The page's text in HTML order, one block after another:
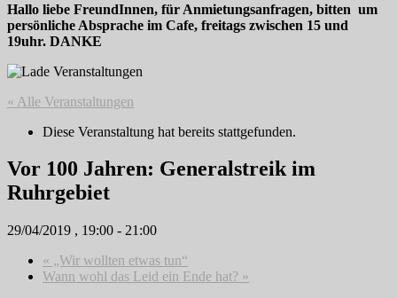
Hallo liebe FreundInnen, für Anmietungsanfragen, bitten um
persönliche Absprache im Cafe, freitags zwischen 15 und
19uhr. DANKE
« Alle Veranstaltungen
Diese Veranstaltung hat bereits stattgefunden.
Vor 100 Jahren: Generalstreik im
Ruhrgebiet
29/04/2019 , 19:00 - 21:00
« „Wir wollten etwas tun“
Wann wohl das Leid ein Ende hat? »